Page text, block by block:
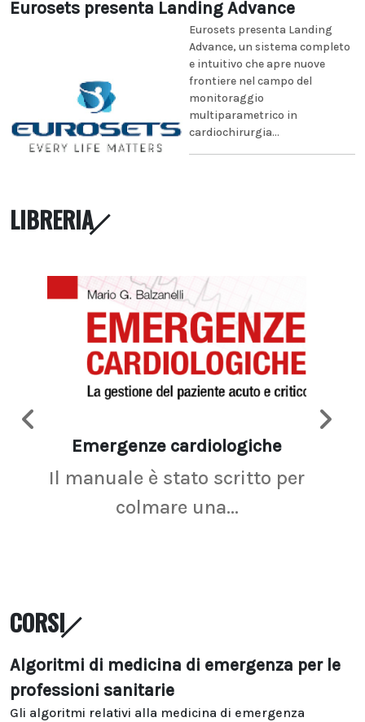
Eurosets presenta Landing Advance
Eurosets presenta Landing
Advance, un sistema completo
e intuitivo che apre nuove
frontiere nel campo del
monitoraggio
multiparametrico in
cardiochirurgia...
LIBRERIA
Emergenze cardiologiche
Il manuale è stato scritto per
colmare una...
CORSI
Algoritmi di medicina di emergenza per le
professioni sanitarie
Gli algoritmi relativi alla medicina di emergenza